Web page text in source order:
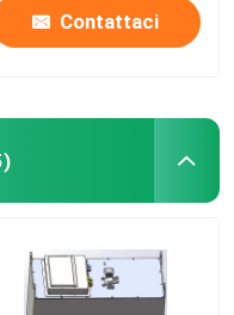
Contattaci